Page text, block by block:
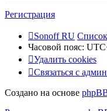
Регистрация
Sonoff RU
Часовой пояс:
Удалить cookies
Связаться с
Создано на основе